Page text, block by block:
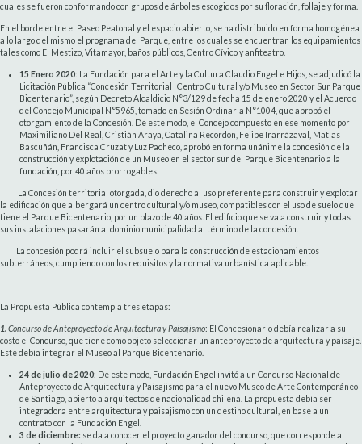
cuales se fueron conformando con grupos de árboles escogidos por su floración, follaje y forma.
En el borde entre el Paseo Peatonal y el espacio abierto, se ha distribuido en forma homogénea
a lo largo del mismo el programa del Parque, entre los cuales se encuentran los equipamientos
tales como El Mestizo, Vitamayor, baños públicos, Centro Cívico y anfiteatro.
15 Enero 2020: La Fundación para el Arte y la Cultura Claudio Engel e Hijos, se adjudicó la
Licitación Pública “Concesión Territorial Centro Cultural y/o Museo en Sector Sur Parque
Bicentenario”, según Decreto Alcaldicio N°3/129 de fecha 15 de enero 2020 y el Acuerdo
del Concejo Municipal N°5965, tomado en Sesión Ordinaria N°1004, que aprobó el
otorgamiento de la Concesión. De este modo, el Concejo compuesto en ese momento por
Maximiliano Del Real, Cristián Araya, Catalina Recordon, Felipe Irarrázaval, Matías
Bascuñán, Francisca Cruzat y Luz Pacheco, aprobó en forma unánime la concesión de la
construcción y explotación de un Museo en el sector sur del Parque Bicentenario a la
fundación, por 40 años prorrogables.
La Concesión territorial otorgada, dio derecho al uso preferente para construir y explotar
la edificación que albergará un centro cultural y/o museo, compatibles con el uso de suelo que
tiene el Parque Bicentenario, por un plazo de 40 años. El edificio que se va a construir y todas
sus instalaciones pasarán al dominio municipalidad al término de la concesión.
La concesión podrá incluir el subsuelo para la construcción de estacionamientos
subterráneos, cumpliendo con los requisitos y la normativa urbanística aplicable.
La Propuesta Pública contempla tres etapas:
1.Concurso de Anteproyecto de Arquitectura y Paisajismo: El Concesionario debía realizar a su
costo el Concurso, que tiene como objeto seleccionar un anteproyecto de arquitectura y paisaje.
Este debía integrar el Museo al Parque Bicentenario.
24 de julio de 2020: De este modo, Fundación Engel invitó a un Concurso Nacional de
Anteproyecto de Arquitectura y Paisajismo para el nuevo Museo de Arte Contemporáneo
de Santiago, abierto a arquitectos de nacionalidad chilena. La propuesta debía ser
integradora entre arquitectura y paisajismo con un destino cultural, en base a un
contrato con la Fundación Engel.
3 de diciembre: se da a conocer el proyecto ganador del concurso, que corresponde al